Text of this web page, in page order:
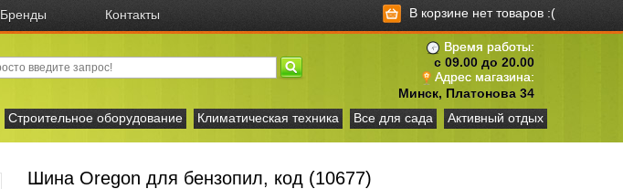
Бренды Контакты В корзине нет товаров :(
Время работы:
с 09.00 до 20.00
Адрес магазина:
Минск, Платонова 34
Строительное оборудование Климатическая техника Все для сада Активный отдых
Шина Oregon для бензопил, код (10677)